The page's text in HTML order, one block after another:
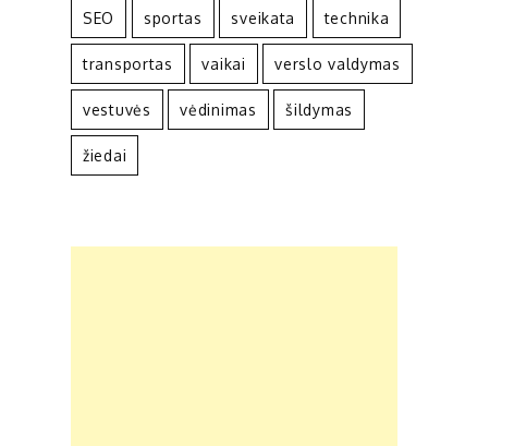
SEO sportas sveikata technika
transportas vaikai verslo valdymas
vestuvės vėdinimas šildymas
žiedai